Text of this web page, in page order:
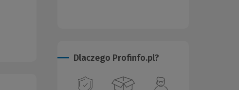
Dlaczego Profinfo.pl?